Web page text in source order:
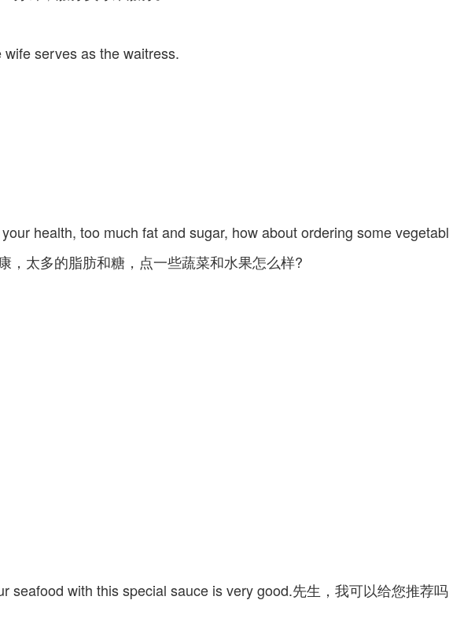
serves as the waitress.
health, too much fat and sugar, how about ordering some
，太多的脂肪和糖，点一些蔬菜和水果怎么样?
seafood with this special sauce is very good.先生，我可以给您推荐